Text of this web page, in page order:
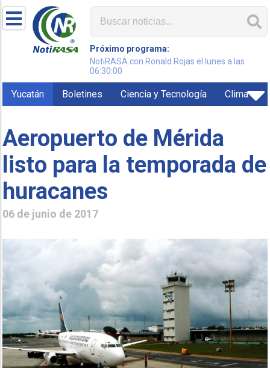
Próximo programa:
NotiRASA con Ronald Rojas el lunes a las
06:30:00
Yucatán Boletines Ciencia y Tecnología Clima
Aeropuerto de Mérida
listo para la temporada de
huracanes
06 de junio de 2017